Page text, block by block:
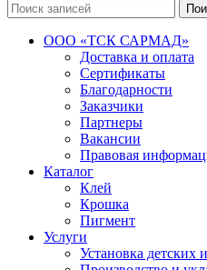
ООО «ТСК САРМАД»
Доставка и оплата
Сертификаты
Благодарности
Заказчики
Партнеры
Вакансии
Правовая
Каталог
Клей
Крошка
Пигмент
Услуги
Установка детских